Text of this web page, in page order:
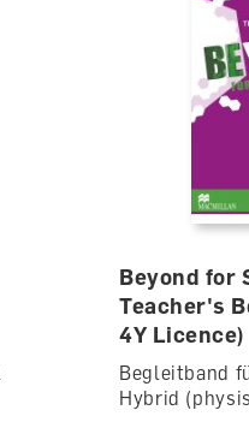
Beyond for
Teacher's
4Y Licence)
Begleitband
Hybrid